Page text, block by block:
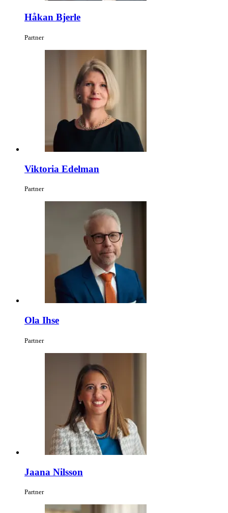
Håkan Bjerle
Partner
Viktoria Edelman
Partner
Ola Ihse
Partner
Jaana Nilsson
Partner